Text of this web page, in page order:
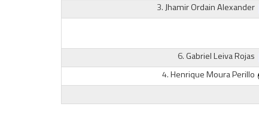
3.Jhamir Ordain Alexander
6. Gabriel Leiva Rojas
4.Henrique Moura Perillo